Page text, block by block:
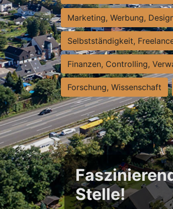
Marketing, Werbung,
Selbstständigkeit,
Finanzen, Controlling,
Forschung, Wissenschaft
Stelle!